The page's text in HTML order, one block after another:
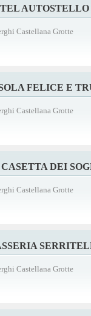
AUTOSTELLO
Castellana Grotte
FELICE E
Castellana Grotte
DEI
Castellana Grotte
Castellana Grotte